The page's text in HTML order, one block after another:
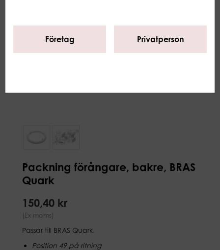
Packning förångare, bakre, BRAS
Quark
150,40 kr
(Ex moms)
Passar till BRAS Quark.
Position 49 på ritning
Företag Privatperson